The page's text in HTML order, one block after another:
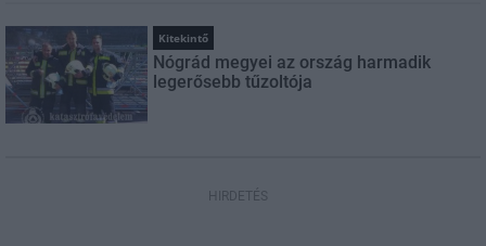
Kitekintő
Nógrád megyei az ország harmadik
legerősebb tűzoltója
HIRDETÉS